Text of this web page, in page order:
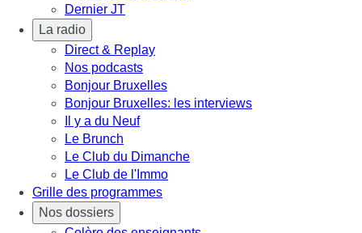
Dernier JT
La radio
Direct & Replay
Nos podcasts
Bonjour Bruxelles
Bonjour Bruxelles: les interviews
Il y a du Neuf
Le Brunch
Le Club du Dimanche
Le Club de l'Immo
Grille des programmes
Nos dossiers